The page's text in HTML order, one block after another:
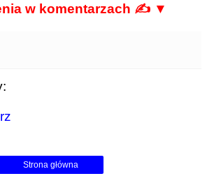
w komentarzach ✍ ▼
Strona główna